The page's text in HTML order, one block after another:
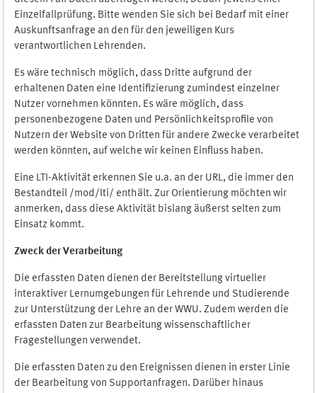
Einzelfallprüfung. Bitte wenden Sie sich bei Bedarf mit einer
Auskunftsanfrage an den für den jeweiligen Kurs
verantwortlichen Lehrenden.
Es wäre technisch möglich, dass Dritte aufgrund der
erhaltenen Daten eine Identifizierung zumindest einzelner
Nutzer vornehmen könnten. Es wäre möglich, dass
personenbezogene Daten und Persönlichkeitsprofile von
Nutzern der Website von Dritten für andere Zwecke verarbeitet
werden könnten, auf welche wir keinen Einfluss haben.
Eine LTI-Aktivität erkennen Sie u.a. an der URL, die immer den
Bestandteil /mod/lti/ enthält. Zur Orientierung möchten wir
anmerken, dass diese Aktivität bislang äußerst selten zum
Einsatz kommt.
Zweck der Verarbeitung
Die erfassten Daten dienen der Bereitstellung virtueller
interaktiver Lernumgebungen für Lehrende und Studierende
zur Unterstützung der Lehre an der WWU. Zudem werden die
erfassten Daten zur Bearbeitung wissenschaftlicher
Fragestellungen verwendet.
Die erfassten Daten zu den Ereignissen dienen in erster Linie
der Bearbeitung von Supportanfragen. Darüber hinaus